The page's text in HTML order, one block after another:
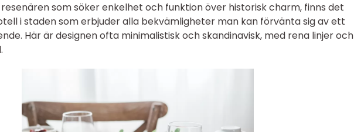
som söker enkelhet och funktion över historisk charm, finns det
i staden som erbjuder alla bekvämligheter man kan förvänta sig av ett
Här är designen ofta minimalistisk och skandinavisk, med rena linjer och